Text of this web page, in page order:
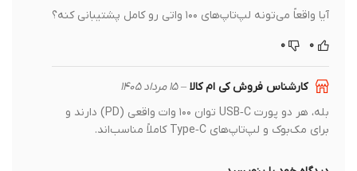
آیا واقعاً می‌تونه لپ‌تاپ‌های ۱۰۰ واتی رو کامل پشتیبانی کنه؟
کارشناس فروش کی ام کالا– ۱۵ مرداد ۱۴۰۵
بله، هر دو پورت USB‑C توان ۱۰۰ وات واقعی (PD) دارند و
برای مک‌بوک و لپ‌تاپ‌های Type‑C کاملاً مناسب‌اند.